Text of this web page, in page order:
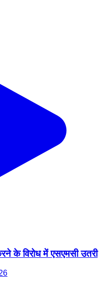
के विरोध में एसएमसी उतरी